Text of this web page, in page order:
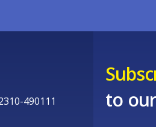
490111
to